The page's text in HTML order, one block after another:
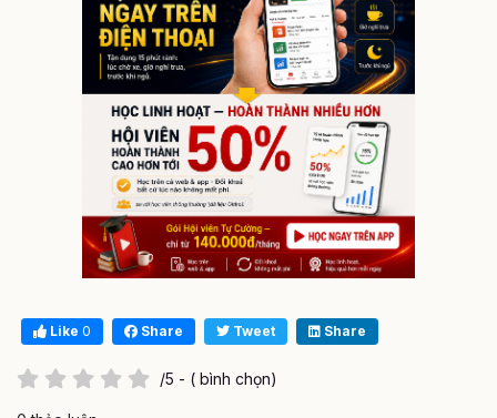
Like 0 Share Tweet Share
/5 - ( bình chọn)